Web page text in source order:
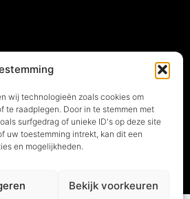
wij technologieën zoals cookies om
te raadplegen. Door in te stemmen met
surfgedrag of unieke ID's op deze site
uw toestemming intrekt, kan dit een
en mogelijkheden.
Bekijk voorkeuren